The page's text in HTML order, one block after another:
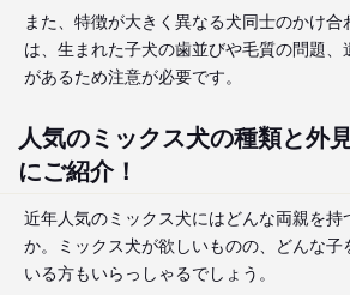
また、特徴が大きく異なる犬同士のかけ
は、生まれた子犬の歯並びや毛質の問題
があるため注意が必要です。
人気のミックス犬の種類と外
にご紹介！
近年人気のミックス犬にはどんな両親を持
か。ミックス犬が欲しいものの、どんな子
いる方もいらっしゃるでしょう。